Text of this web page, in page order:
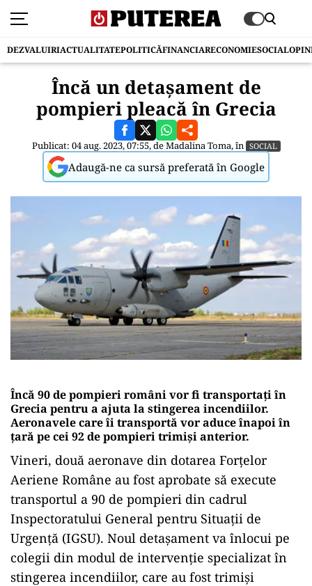
DEZVALUIRIACTUALITATEPOLITICĂFINANCIARECONOMIESOCIAL
Încă un detașament de
pompieri pleacă în Grecia
Publicat: 04 aug. 2023, 07:55, deMadalina Toma, în SOCIAL
Adaugă-ne ca sursă preferată în Google
Încă 90 de pompieri români vor fi transportați în
Grecia pentru a ajuta la stingerea incendiilor.
Aeronavele care îi transportă vor aduce înapoi în
țară pe cei 92 de pompieri trimiși anterior.
Vineri, două aeronave din dotarea Forțelor
Aeriene Române au fost aprobate să execute
transportul a 90 de pompieri din cadrul
Inspectoratului General pentru Situații de
Urgență (IGSU). Noul detașament va înlocui pe
colegii din modul de intervenție specializat în
stingerea incendiilor, care au fost trimiși